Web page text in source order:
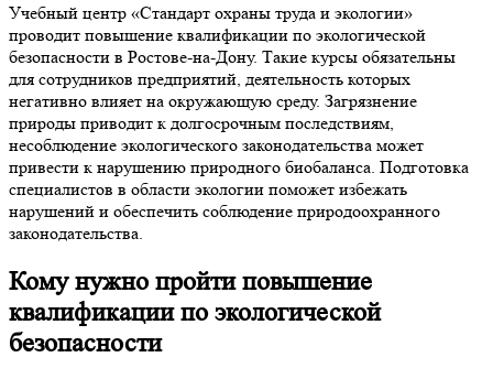
Учебный центр «Стандарт охраны труда и экологии»
проводит повышение квалификации по экологической
безопасности в Ростове-на-Дону. Такие курсы обязательны
для сотрудников предприятий, деятельность которых
негативно влияет на окружающую среду. Загрязнение
природы приводит к долгосрочным последствиям,
несоблюдение экологического законодательства может
привести к нарушению природного биобаланса. Подготовка
специалистов в области экологии поможет избежать
нарушений и обеспечить соблюдение природоохранного
законодательства.
Кому нужно пройти повышение
квалификации по экологической
безопасности